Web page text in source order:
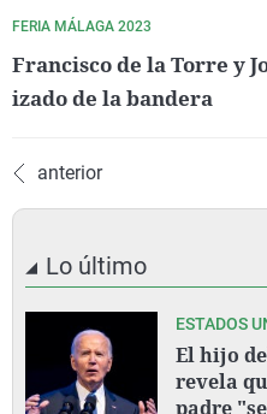
FERIA MÁLAGA 2023
Francisco de la Torre y
izado de la bandera
anterior
Lo último
ESTADOS
El hijo
revela
padre